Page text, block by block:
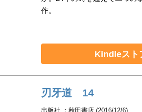
作。
Kindleスト
刃牙道 14
出版社 ：秋田書店 (2016/12/6)